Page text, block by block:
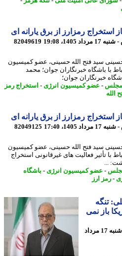
رمزارز از برق یارانه ای
82049619
سید فتح الله حسینی، عضو کمیسیون
باشگاه خبرنگاران جوان؛ محمد
خبرنگاران جوان؛
-عضو کمیسیون انرژی-استخراج رمز
رمزارز از برق یارانه ای
82049125
سید فتح الله حسینی، عضو کمیسیون
فعالیت های غیرقانونی استخراج
-عضو کمیسیون انرژی-باشگاه
ارز
نمی
3 ساعت پیش - شنبه 17 مرداد